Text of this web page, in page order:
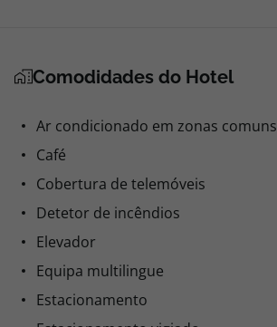
Comodidades do Hotel
Ar condicionado em zonas comuns
Café
Cobertura de telemóveis
Detetor de incêndios
Elevador
Equipa multilingue
Estacionamento